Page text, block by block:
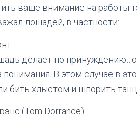
ваше внимание на работы
лошадей, в частности:
делает по
понимания. В этом случае в
бить хлыстом и шпорить
(Tom Dorrance)